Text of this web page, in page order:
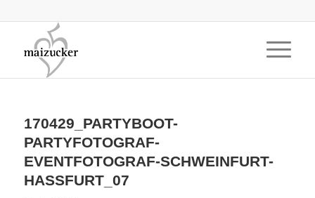
170429_PARTYBOOT-
PARTYFOTOGRAF-
EVENTFOTOGRAF-SCHWEINFURT-
HASSFURT_07